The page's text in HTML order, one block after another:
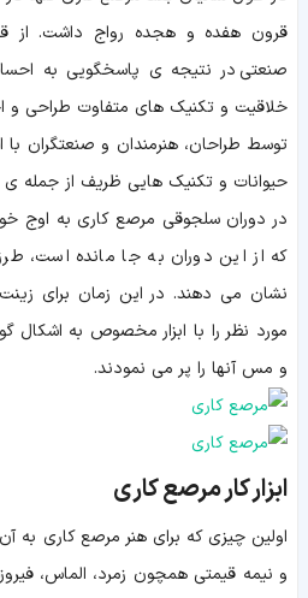
قرون هفده و هجده رواج داشت. از
صنعتی در نتیجه ی پاسخگویی به
خلاقیت و تکنیک های متفاوت طراحی و
توسط طراحان، هنرمندان و صنعتگران
حیوانات و تکنیک هایی ظریف از جمله ی
در دوران سلجوقی مرصع کاری به اوج
که از این دوران به جا مانده است،
نشان می دهند. در این زمان برای
مورد نظر را با ابزار مخصوص به اشکال
و مس آنها را پر می نمودند.
ابزار کار مرصع کاری
اولین چیزی که برای هنر مرصع کاری به
و نیمه قیمتی همچون زمرد، الماس،